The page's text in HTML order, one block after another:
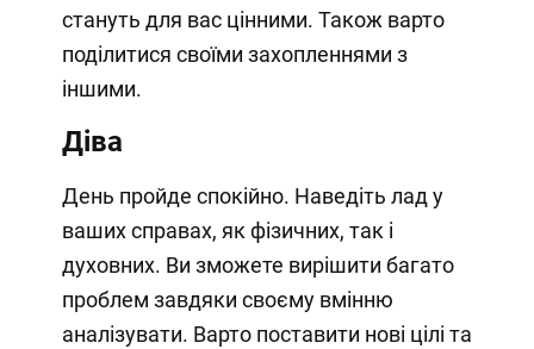
стануть для вас цінними. Також варто
поділитися своїми захопленнями з
іншими.
Діва
День пройде спокійно. Наведіть лад у
ваших справах, як фізичних, так і
духовних. Ви зможете вирішити багато
проблем завдяки своєму вмінню
аналізувати. Варто поставити нові цілі та